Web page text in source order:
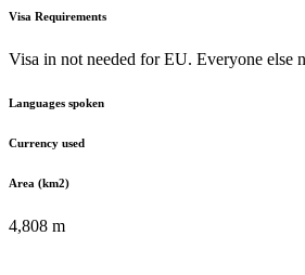
Visa Requirements
Visa in not needed for EU. Everyone else
Languages spoken
Currency used
Area (km2)
4,808 m